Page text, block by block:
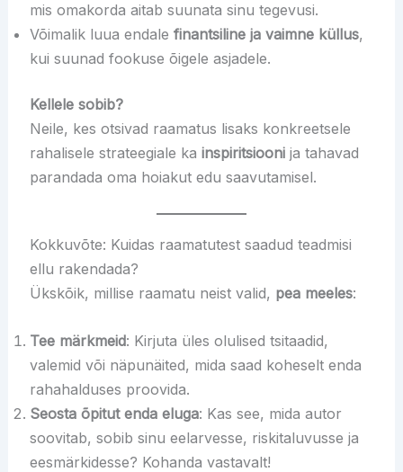
mis omakorda aitab suunata sinu tegevusi.
Võimalik luua endale finantsiline ja vaimne küllus,
kui suunad fookuse õigele asjadele.
Kellele sobib?
Neile, kes otsivad raamatus lisaks konkreetsele
rahalisele strateegiale ka inspiritsioonija tahavad
parandada oma hoiakut edu saavutamisel.
Kokkuvõte: Kuidas raamatutest saadud teadmisi
ellu rakendada?
Ükskõik, millise raamatu neist valid, pea meeles:
Tee märkmeid: Kirjuta üles olulised tsitaadid,
valemid või näpunäited, mida saad koheselt enda
rahahalduses proovida.
Seosta õpitut enda eluga: Kas see, mida autor
soovitab, sobib sinu eelarvesse, riskitaluvusse ja
eesmärkidesse? Kohanda vastavalt!